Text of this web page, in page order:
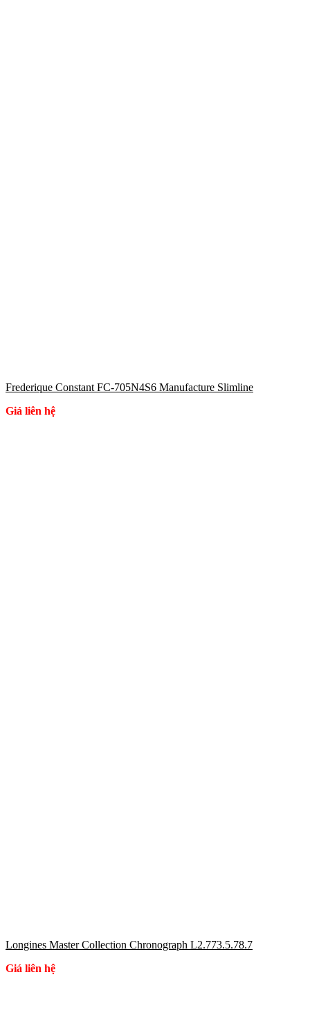
Frederique Constant FC-705N4S6 Manufacture Slimline
Giá liên hệ
Longines Master Collection Chronograph L2.773.5.78.7
Giá liên hệ